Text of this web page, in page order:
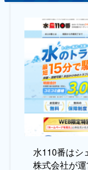
水110番はシ
株式会社が